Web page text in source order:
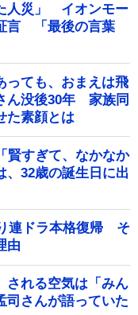
人災」 イオンモー
言 「最後の言葉
っても、おまえは飛
ん没後30年 家族同
た素顔とは
すぎて、なかなか
、32歳の誕生日に出
連ドラ本格復帰 そ
由
される空気は「みん
さんが語っていた